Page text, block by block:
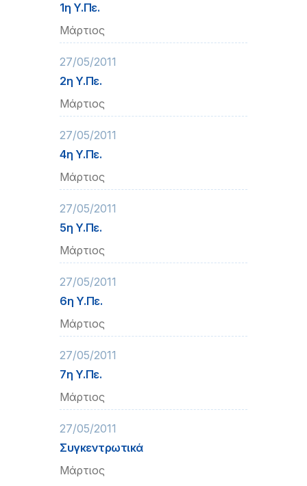
1η Υ.Πε.
Μάρτιος
27/05/2011
2η Υ.Πε.
Μάρτιος
27/05/2011
4η Υ.Πε.
Μάρτιος
27/05/2011
5η Υ.Πε.
Μάρτιος
27/05/2011
6η Υ.Πε.
Μάρτιος
27/05/2011
7η Υ.Πε.
Μάρτιος
27/05/2011
Συγκεντρωτικά
Μάρτιος